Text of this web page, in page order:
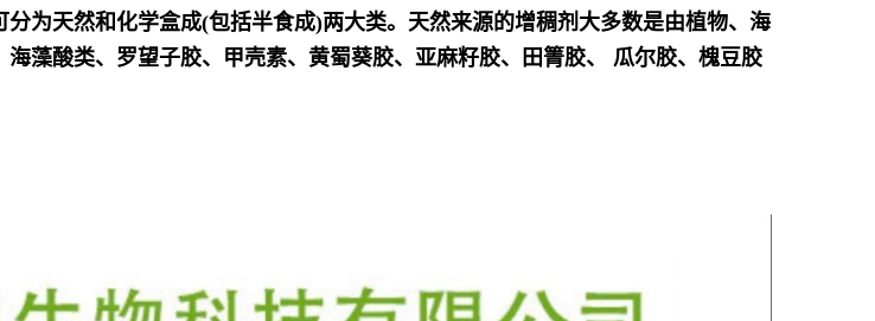
分为天然和化学盒成(包括半食成)两大类。天然来源的增稠剂大多数是由植物、海
藻酸类、罗望子胶、甲壳素、黄蜀葵胶、亚麻籽胶、田箐胶、 瓜尔胶、槐豆胶